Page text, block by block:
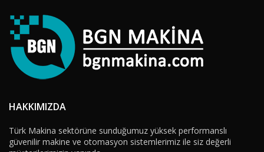
HAKKIMIZDA
Türk Makina sektörüne sunduğumuz yüksek performanslı
güvenilir makine ve otomasyon sistemlerimiz ile siz değerli